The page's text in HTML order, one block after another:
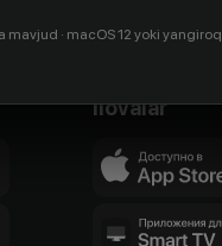
Ilovalar
mavjud · macOS 12 yoki yangiroq